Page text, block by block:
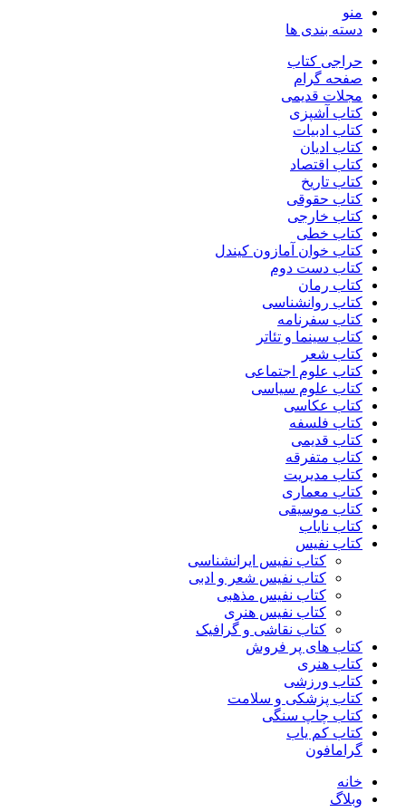
منو
دسته بندی ها
حراجی کتاب
صفحه گرام
مجلات قدیمی
کتاب آشپزی
کتاب ادبیات
کتاب ادیان
کتاب اقتصاد
کتاب تاریخ
کتاب حقوقی
کتاب خارجی
کتاب خطی
کتاب خوان آمازون کیندل
کتاب دست دوم
کتاب رمان
کتاب روانشناسی
کتاب سفرنامه
کتاب سینما و تئاتر
کتاب شعر
کتاب علوم اجتماعی
کتاب علوم سیاسی
کتاب عکاسی
کتاب فلسفه
کتاب قدیمی
کتاب متفرقه
کتاب مدیریت
کتاب معماری
کتاب موسیقی
کتاب نایاب
کتاب نفیس
کتاب نفیس ایرانشناسی
کتاب نفیس شعر و ادبی
کتاب نفیس مذهبی
کتاب نفیس هنری
کتاب نقاشی و گرافیک
کتاب های پر فروش
کتاب هنری
کتاب ورزشی
کتاب پزشکی و سلامت
کتاب چاپ سنگی
کتاب کم یاب
گرامافون
خانه
وبلاگ